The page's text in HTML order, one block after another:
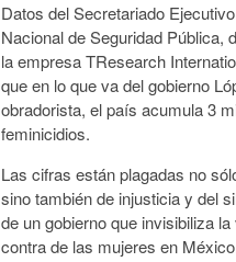
Datos del Secretariado
Nacional de Seguridad Pública,
la empresa TResearch
que en lo que va del gobierno
obradorista, el país acumula 3
feminicidios.
Las cifras están plagadas no
sino también de injusticia y del
de un gobierno que invisibiliza
contra de las mujeres en